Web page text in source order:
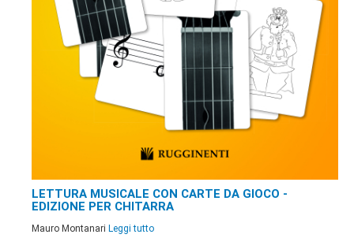
LETTURA MUSICALE CON CARTE DA GIOCO -
EDIZIONE PER CHITARRA
Mauro Montanari Leggi tutto